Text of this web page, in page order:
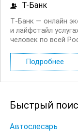
Т-Банк
Т‑Банк — онлайн
и лайфстайл
человек по всей
будете делать:
депозитным
Подробнее
Быстрый
Автослесарь